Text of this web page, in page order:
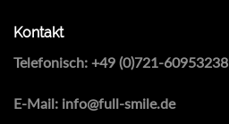
Kontakt
Telefonisch: +49 (0)721-60953238
E-Mail: info@full-smile.de